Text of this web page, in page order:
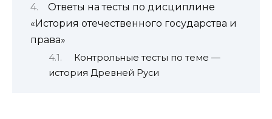
Ответы на тесты по дисциплине
«История отечественного государства и
права»
Контрольные тесты по теме —
история Древней Руси